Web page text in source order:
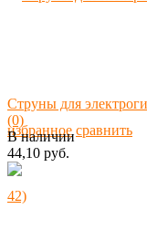
избранное сравнить
Струны для
(0)
В наличии
44,10 руб.